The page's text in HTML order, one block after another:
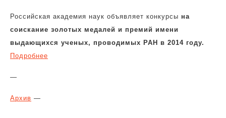
Российская академия наук объявляет конкурсы на
соискание золотых медалей и премий имени
выдающихся ученых, проводимых РАН в 2014 году.
Подробнее
—
Архив —